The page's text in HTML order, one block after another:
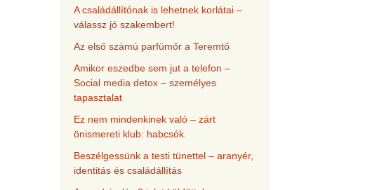
A családállítónak is lehetnek korlátai –
válassz jó szakembert!
Az első számú parfümőr a Teremtő
Amikor eszedbe sem jut a telefon –
Social media detox – személyes
tapasztalat
Ez nem mindenkinek való – zárt
önismereti klub: habcsók.
Beszélgessünk a testi tünettel – aranyér,
identitás és családállítás